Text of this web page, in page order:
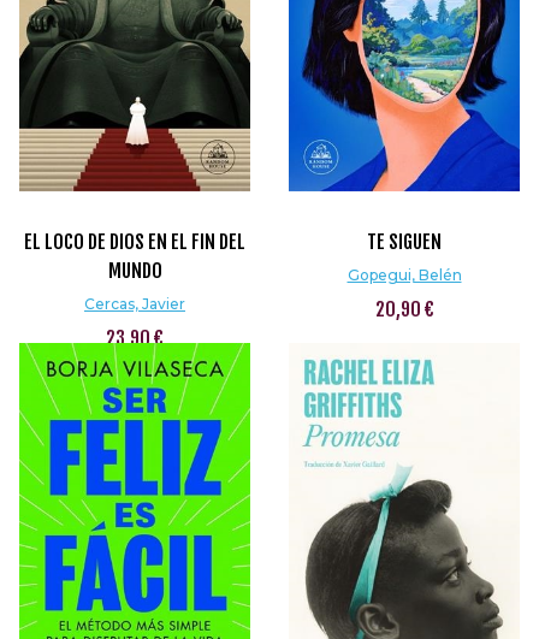
EL LOCO DE DIOS EN EL FIN DEL
MUNDO
Cercas, Javier
23,90 €
TE SIGUEN
Gopegui, Belén
20,90 €